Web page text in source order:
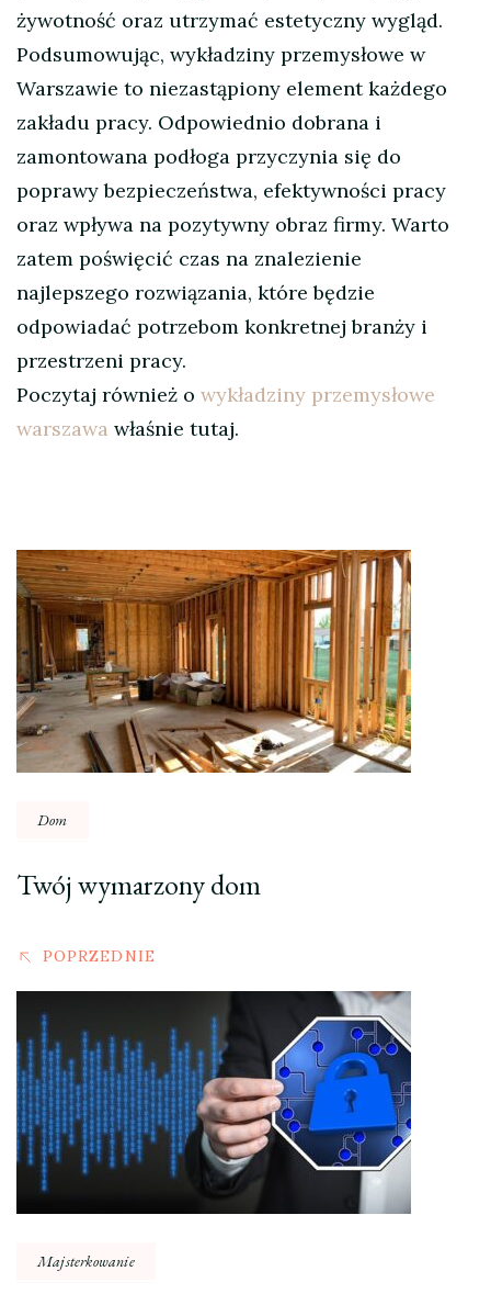
żywotność oraz utrzymać estetyczny wygląd.
Podsumowując, wykładziny przemysłowe w
Warszawie to niezastąpiony element każdego
zakładu pracy. Odpowiednio dobrana i
zamontowana podłoga przyczynia się do
poprawy bezpieczeństwa, efektywności pracy
oraz wpływa na pozytywny obraz firmy. Warto
zatem poświęcić czas na znalezienie
najlepszego rozwiązania, które będzie
odpowiadać potrzebom konkretnej branży i
przestrzeni pracy.
Poczytaj również o wykładziny przemysłowe
warszawa właśnie tutaj.
Nawigacja
wpisu
Dom
Twój wymarzony dom
POPRZEDNIE
Majsterkowanie